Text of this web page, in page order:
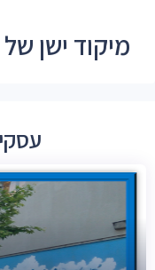
מיקוד ישן של